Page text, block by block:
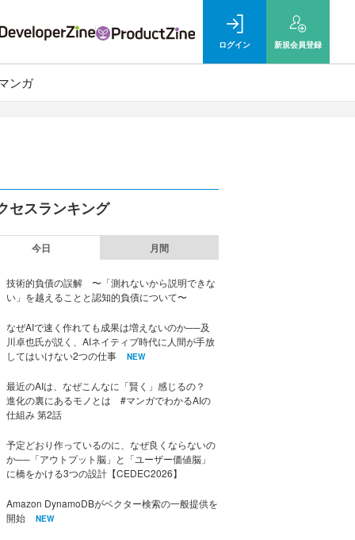
ログイン 新規会員登録
ンガ
セスランキング
今日 月間
技術的負債の誤解 〜「測れないから説明できな
い」を越えることと認知的負債について〜
なぜAIで速く作れても成果は増えないのか──及
川卓也氏が説く、AIネイティブ時代に人間が手放
してはいけない2つの仕事
NEW
最近のAIは、なぜこんなに「賢く」感じるの？
進化の裏にあるモノとは #マンガでわかるAIの
仕組み 第2話
予定どおり作っているのに、なぜ良くならないの
か──「アウトプット脳」と「ユーザー価値脳」
に橋をかける3つの設計【CEDEC2026】
Amazon DynamoDBがベクター検索の一般提供を
開始
NEW